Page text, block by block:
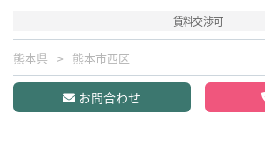
賃料交渉可
熊本県 熊本市西区
お問合わせ